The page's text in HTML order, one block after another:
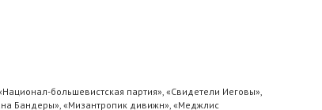
большевистская партия», «Свидетели Иеговы»,
Бандеры», «Мизантропик дивижн», «Меджлис